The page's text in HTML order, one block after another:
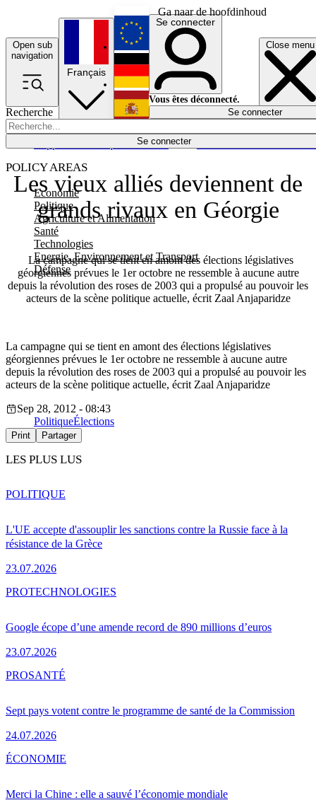
Ga naar de hoofdinhoud
Open sub
navigation
Close menu
Recherche
Se connecter
POLICY AREAS
Economie
Politique
Agriculture et Alimentation
Santé
Technologies
Energie, Environnement et Transport
Défense
Économie
Français
English
Deutsch
Español
Se connecter
Vous êtes déconnecté.
Se connecter
Les vieux alliés deviennent de
grands rivaux en Géorgie
La campagne qui se tient en amont des élections législatives
géorgiennes prévues le 1er octobre ne ressemble à aucune autre
depuis la révolution des roses de 2003 qui a propulsé au pouvoir les
acteurs de la scène politique actuelle, écrit Zaal Anjaparidze
La campagne qui se tient en amont des élections législatives
géorgiennes prévues le 1er octobre ne ressemble à aucune autre
depuis la révolution des roses de 2003 qui a propulsé au pouvoir les
acteurs de la scène politique actuelle, écrit Zaal Anjaparidze
Sep 28, 2012 - 08:43
PolitiqueÉlections
Print Partager
LES PLUS LUS
L'UE accepte d'assouplir les sanctions contre la Russie face à la
résistance de la Grèce
23.07.2026
POLITIQUE
Google écope d’une amende record de 890 millions d’euros
23.07.2026
PROTECHNOLOGIES
Sept pays votent contre le programme de santé de la Commission
24.07.2026
PROSANTÉ
Merci la Chine : elle a sauvé l’économie mondiale
ÉCONOMIE